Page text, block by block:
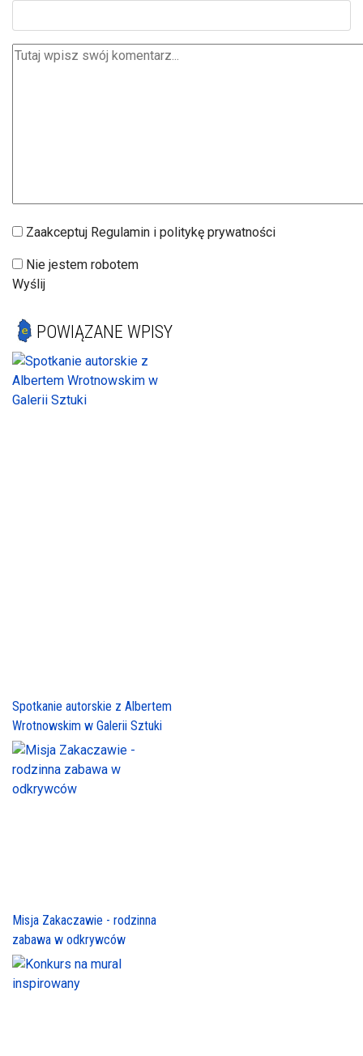
Zaakceptuj Regulamin i politykę prywatności
Nie jestem robotem
Wyślij
POWIĄZANE WPISY
Spotkanie autorskie z Albertem
Wrotnowskim w Galerii Sztuki
Misja Zakaczawie - rodzinna
zabawa w odkrywców